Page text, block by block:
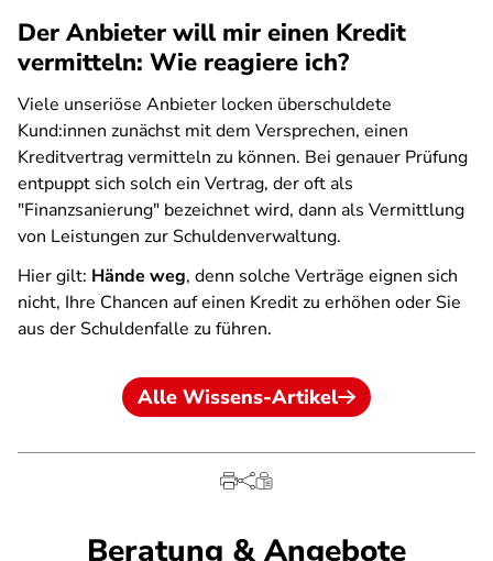
Der Anbieter will mir einen Kredit
vermitteln: Wie reagiere ich?
Viele unseriöse Anbieter locken überschuldete
Kund:innen zunächst mit dem Versprechen, einen
Kreditvertrag vermitteln zu können. Bei genauer Prüfung
entpuppt sich solch ein Vertrag, der oft als
"Finanzsanierung" bezeichnet wird, dann als Vermittlung
von Leistungen zur Schuldenverwaltung.
Hier gilt: Hände weg, denn solche Verträge eignen sich
nicht, Ihre Chancen auf einen Kredit zu erhöhen oder Sie
aus der Schuldenfalle zu führen.
Alle Wissens-Artikel
Beratung & Angebote